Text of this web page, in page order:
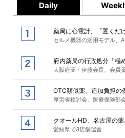
Daily
薬局に心電計、「置くだ
セルメ機器の活用モデル、
府内薬局の行政処分「極
大阪府薬・伊藤会長、会員
OTC類似薬、追加負担の
厚労省検討会、医療保険部
クオールHD、名古屋の
愛知県で3店舗運営